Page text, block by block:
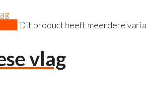
Dit product heeft meerdere
vlag